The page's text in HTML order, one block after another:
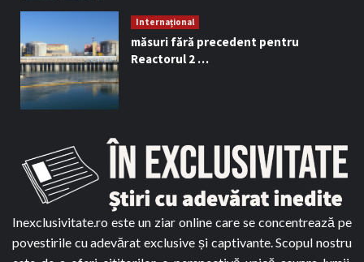
Internațional
măsuri fără precedent pentru
Reactorul 2 …
Inexclusivitate.ro este un ziar online care se concentrează pe
povestirile cu adevărat exclusive și captivante. Scopul nostru